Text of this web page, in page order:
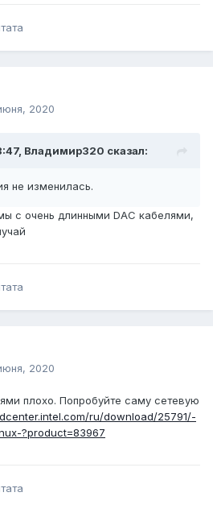
2020
Владимир320 сказал:
не изменилась.
с очень длинными DAC кабелями,
2020
плохо. Попробуйте саму сетевую
ru/download/25791/-
?product=83967